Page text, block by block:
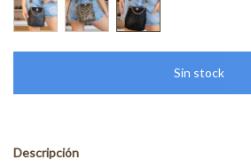
Descripción